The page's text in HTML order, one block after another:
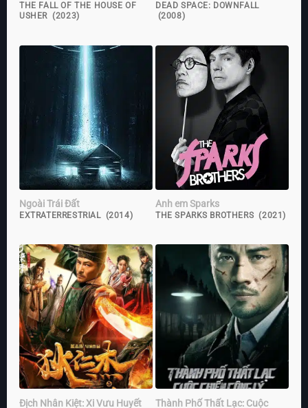
THE FALL OF THE HOUSE OF
USHER (2023)
DEAD SPACE: DOWNFALL
(2008)
Ngoài Trái Đất
EXTRATERRESTRIAL (2014)
Anh em Sparks
THE SPARKS BROTHERS (2021)
Địch Nhân Kiệt: Xi Vưu Huyết Thành Phố Thất Lạc: Cuộc